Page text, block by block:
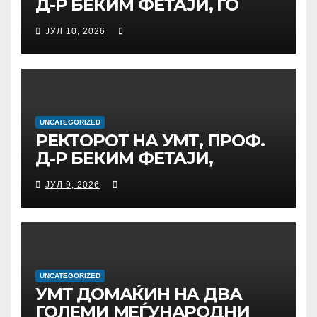
Д-Р БЕКИМ ФЕТАЈИ, ГО
ПРЕЧЕКА НА ОФИЦИЈАЛНА
СРЕДБА ГЕНЕРАЛНИОТ
ДИРЕКТОР НА АД МЕПСО,
Д-Р БУРИМ ЛАТИФИ
ЈУЛ 10, 2026
UNCATEGORIZED
РЕКТОРОТ НА УМТ, ПРОФ.
Д-Р БЕКИМ ФЕТАЈИ,
ОДРЖА РАБОТНА СРЕДБА
СО ДИРЕКТОРОТ ОД
УНИВЕРЗИТЕТОТ SUBÜ ОД
ТУРЦИЈА, ВОНР. ПРОФ. Д-Р
ЈУЛ 9, 2026
UNCATEGORIZED
УMТ ДОМАЌИН НА ДВА
ГОЛЕМИ МЕЃУНАРОДНИ